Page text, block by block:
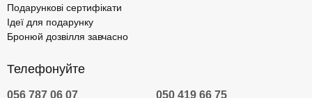
Подарункові сертифікати
Ідеї для подарунку
Бронюй дозвілля завчасно
Телефонуйте
056 787 06 07 050 419 66 75